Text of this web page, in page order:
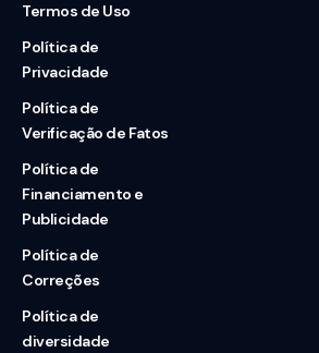
Termos de Uso
Política de
Privacidade
Política de
Verificação de Fatos
Política de
Financiamento e
Publicidade
Política de
Correções
Política de
diversidade